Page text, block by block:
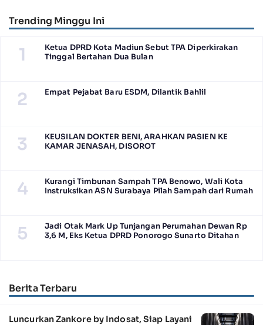
Trending Minggu Ini
1
Ketua DPRD Kota Madiun Sebut TPA Diperkirakan
Tinggal Bertahan Dua Bulan
2 Empat Pejabat Baru ESDM, Dilantik Bahlil
3
KEUSILAN DOKTER BENI, ARAHKAN PASIEN KE
KAMAR JENASAH, DISOROT
4
Kurangi Timbunan Sampah TPA Benowo, Wali Kota
Instruksikan ASN Surabaya Pilah Sampah dari Rumah
5
Jadi Otak Mark Up Tunjangan Perumahan Dewan Rp
3,6 M, Eks Ketua DPRD Ponorogo Sunarto Ditahan
Berita Terbaru
Luncurkan Zankore by Indosat, Siap Layani